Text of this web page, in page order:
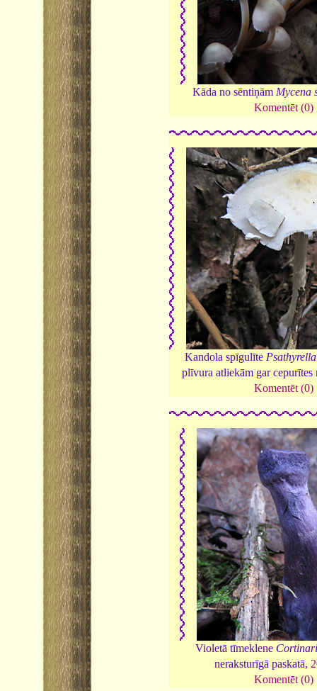
Kāda no sēntiņām Mycena
Komentēt (0)
Kandola spīgulīte
plīvura atliekām gar
Komentēt (0)
Violetā tīmeklene
neraksturīgā paskatā,
Komentēt (0)